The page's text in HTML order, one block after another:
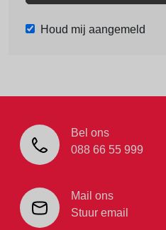
Houd mij aangemeld
Bel ons
088 66 55 999
Mail ons
Stuur email